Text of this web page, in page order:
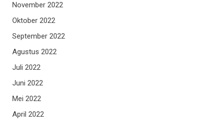
November 2022
Oktober 2022
September 2022
Agustus 2022
Juli 2022
Juni 2022
Mei 2022
April 2022